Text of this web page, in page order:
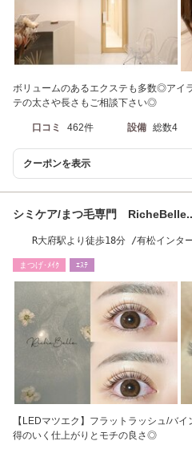
ボリュームのあるエクステも多数◎アイ
テの太さや長さもご相談下さい◎
口コミ 462件 設備 総数4
クーポンを表示
シミケア/まつ毛専門 RicheBelle..
R大府駅より徒歩18分 /有松インタ
まつげ･ﾒｲｸ ｴｽﾃ
【LEDマツエク】フラットラッシュ/バ
得のいく仕上がりとモチの良さ◎